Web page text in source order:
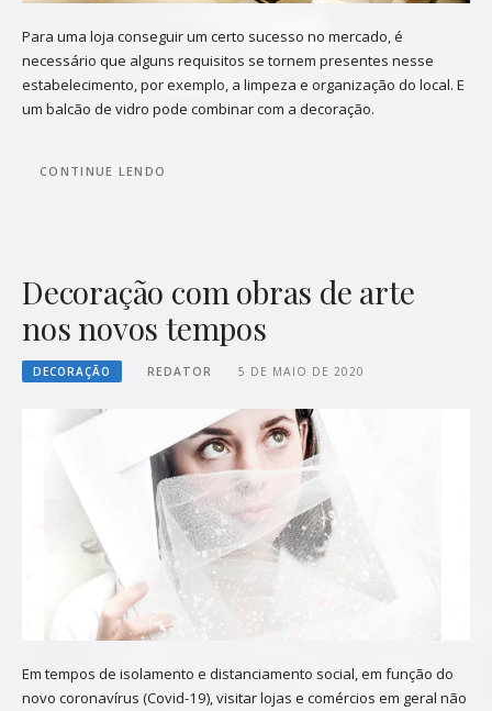
Para uma loja conseguir um certo sucesso no mercado, é
necessário que alguns requisitos se tornem presentes nesse
estabelecimento, por exemplo, a limpeza e organização do local. E
um balcão de vidro pode combinar com a decoração.
CONTINUE LENDO
Decoração com obras de arte
nos novos tempos
DECORAÇÃO REDATOR 5 DE MAIO DE 2020
Em tempos de isolamento e distanciamento social, em função do
novo coronavírus (Covid-19), visitar lojas e comércios em geral não